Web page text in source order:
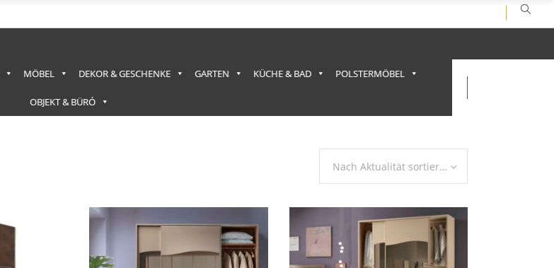
MÖBEL DEKOR & GESCHENKE GARTEN KÜCHE & BAD POLSTERMÖBEL
OBJEKT & BÜRÓ
Nach Aktualität sortieren